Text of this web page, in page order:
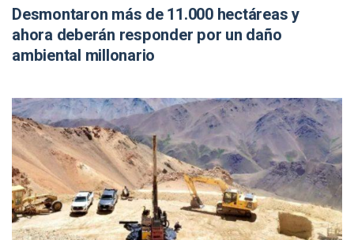
Desmontaron más de 11.000 hectáreas y
ahora deberán responder por un daño
ambiental millonario